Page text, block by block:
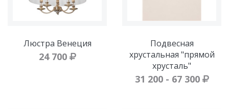
Люстра Венеция
24 700
Подвесная
хрустальная "прямой
хрусталь"
31 200 - 67 300